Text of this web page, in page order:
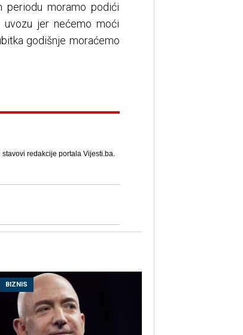
periodu moramo podići
jer nećemo moći
godišnje moraćemo
redakcije portala Vijesti.ba.
BIZNIS